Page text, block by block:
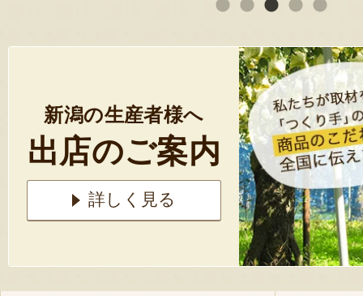
新潟の生産者様へ
出店のご案内
詳しく見る